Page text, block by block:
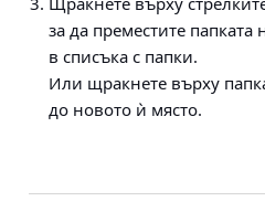
за да преместите
в списъка с папки.
Или щракнете върху
до новото ѝ място.